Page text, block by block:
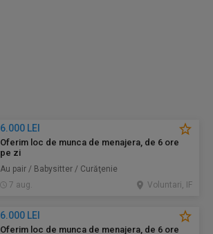
6.000 LEI
Oferim loc de munca de menajera, de 6 ore
pe zi
Au pair / Babysitter / Curăţenie
7 aug.
Voluntari, IF
6.000 LEI
Oferim loc de munca de menajera, de 6 ore